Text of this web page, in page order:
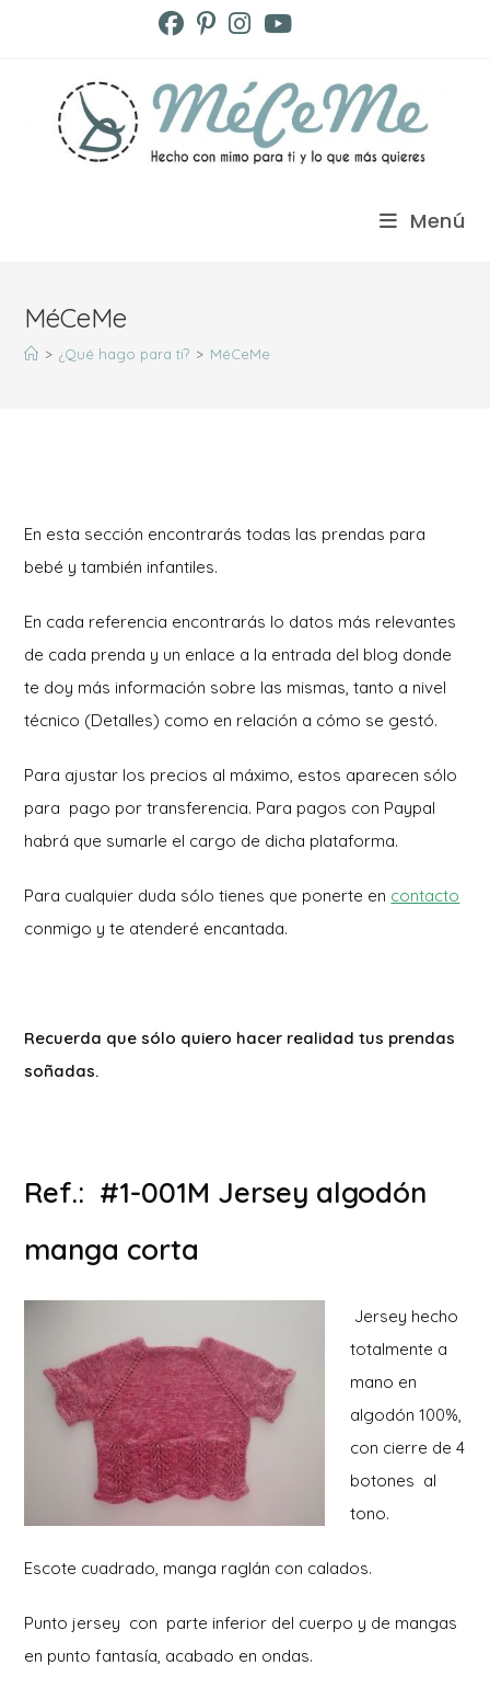
Menú
MéCeMe
> ¿Qué hago para ti? > MéCeMe
En esta sección encontrarás todas las prendas para
bebé y también infantiles.
En cada referencia encontrarás lo datos más relevantes
de cada prenda y un enlace a la entrada del blog donde
te doy más información sobre las mismas, tanto a nivel
técnico (Detalles) como en relación a cómo se gestó.
Para ajustar los precios al máximo, estos aparecen sólo
para pago por transferencia. Para pagos con Paypal
habrá que sumarle el cargo de dicha plataforma.
Para cualquier duda sólo tienes que ponerte en contacto
conmigo y te atenderé encantada.
Recuerda que sólo quiero hacer realidad tus prendas
soñadas.
Ref.: #1-001M Jersey algodón
manga corta
Jersey hecho
totalmente a
mano en
algodón 100%,
con cierre de 4
botones al
tono.
Escote cuadrado, manga raglán con calados.
Punto jersey con parte inferior del cuerpo y de mangas
en punto fantasía, acabado en ondas.